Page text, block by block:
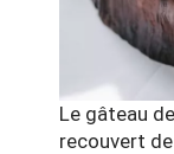
Le gâteau
recouvert